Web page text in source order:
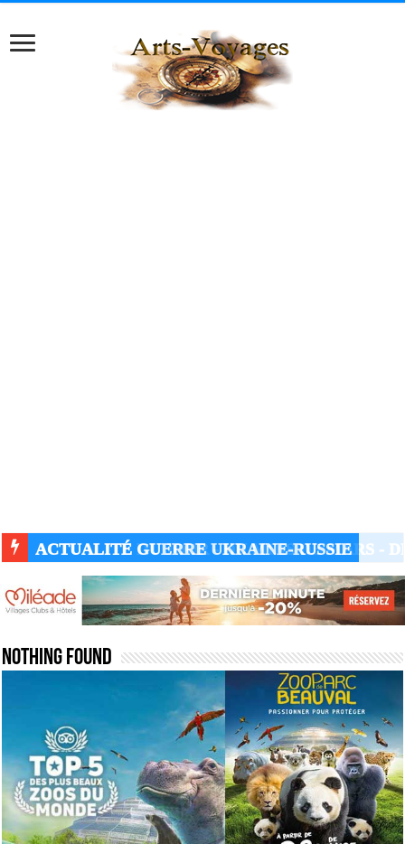
ACTUALITÉ GUERRE UKRAINE-RUSSIE
Nothing Found